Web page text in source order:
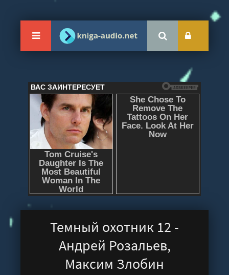
Темный охотник 12 -
Андрей Розальев,
Максим Злобин